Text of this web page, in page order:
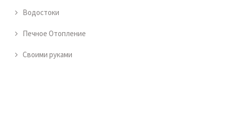
Водостоки
Печное Отопление
Своими руками